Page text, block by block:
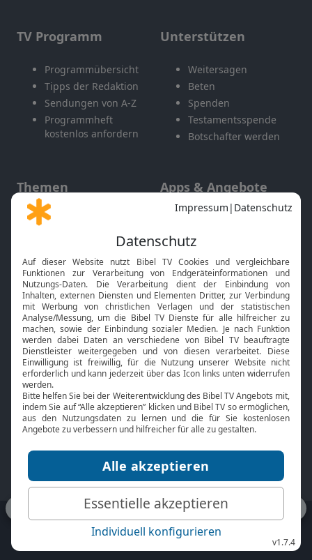
TV Programm
Programmübersicht
Tipps der Redaktion
Sendungen von A-Z
Programmheft
kostenlos anfordern
Unterstützen
Weitersagen
Beten
Spenden
Testamentsspende
Botschafter werden
Themen
Gott und Bibel erklärt
Neuigkeiten
Apps & Angebote
Mobile App
Smart TV
HbbTV
Bibelthek Online-Bibel
Nächster Gottesdienst
Bibel TV
Über uns
Jobs
Mediadaten
Service
Kontakt
TV-Empfang
bibeltv.de: Impressum
Datenschutz
Nutzungsbedingungen